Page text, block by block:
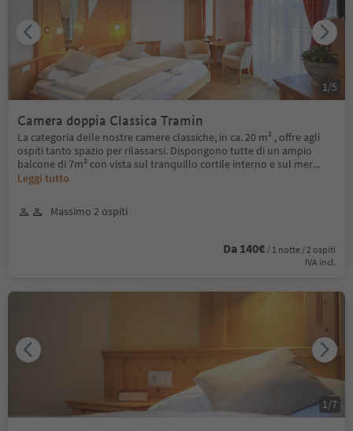
Camera doppia Classica Tramin
La categoria delle nostre camere classiche, in ca. 20 m² , offre agli
ospiti tanto spazio per rilassarsi. Dispongono tutte di un ampio
balcone di 7m² con vista sul tranquillo cortile interno e sul mer...
Leggi tutto
Massimo 2 ospiti
Da 140€ / 1 notte / 2 ospiti
IVA incl.
1/5
1/7